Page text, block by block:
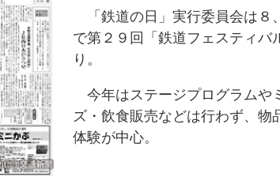
「鉄道の日」実行委員会は８
で第２９回「鉄道フェスティ
り。
今年はステージプログラムや
ズ・飲食販売などは行わず、
体験が中心。